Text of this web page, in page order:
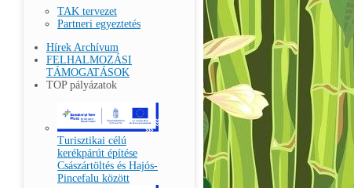
TAK tervezet
Partneri egyeztetés
Hírek Archívum
FELHALMOZÁSI
TÁMOGATÁSOK
TOP pályázatok
Turisztikai célú
kerékpárút építése
Császártöltés és Hajós-
Pincefalu között